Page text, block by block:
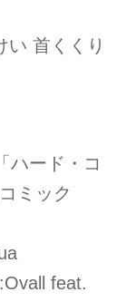
い 首くくり
ハード・コ
ミック
feat.